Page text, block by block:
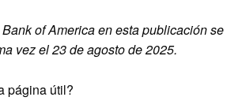
of America en esta publicación se
vez el 23 de agosto de 2025.
página útil?